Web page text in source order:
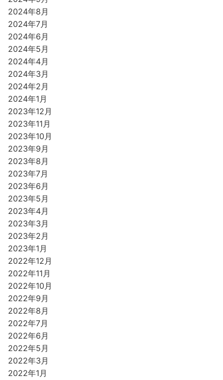
2024年8月
2024年7月
2024年6月
2024年5月
2024年4月
2024年3月
2024年2月
2024年1月
2023年12月
2023年11月
2023年10月
2023年9月
2023年8月
2023年7月
2023年6月
2023年5月
2023年4月
2023年3月
2023年2月
2023年1月
2022年12月
2022年11月
2022年10月
2022年9月
2022年8月
2022年7月
2022年6月
2022年5月
2022年3月
2022年1月